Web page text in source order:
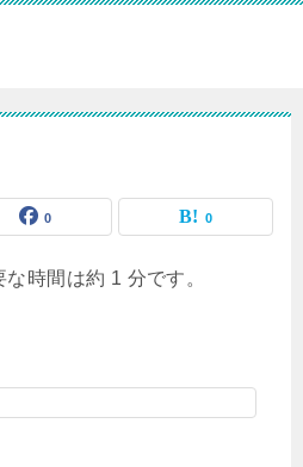
0 0
時間は約 1 分です。